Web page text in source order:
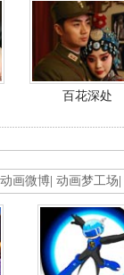
百花深处
动画微博 动画梦工场